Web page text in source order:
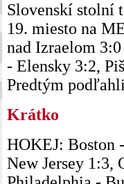
Slovenskí stolní
19. miesto na
nad Izraelom
- Elensky 3:2,
Predtým
Krátko
HOKEJ: Boston
New Jersey 1:3,